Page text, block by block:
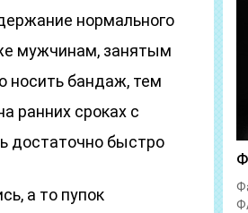
нормального
мужчинам, занятым
носить бандаж, тем
ранних сроках с
достаточно быстро
а то пупок